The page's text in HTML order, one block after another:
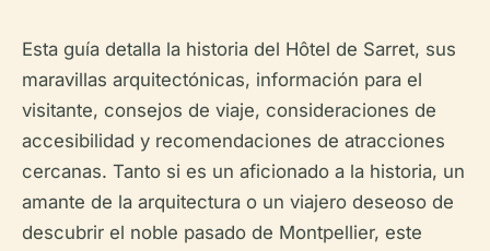
Esta guía detalla la historia del Hôtel de Sarret, sus
maravillas arquitectónicas, información para el
visitante, consejos de viaje, consideraciones de
accesibilidad y recomendaciones de atracciones
cercanas. Tanto si es un aficionado a la historia, un
amante de la arquitectura o un viajero deseoso de
descubrir el noble pasado de Montpellier, este